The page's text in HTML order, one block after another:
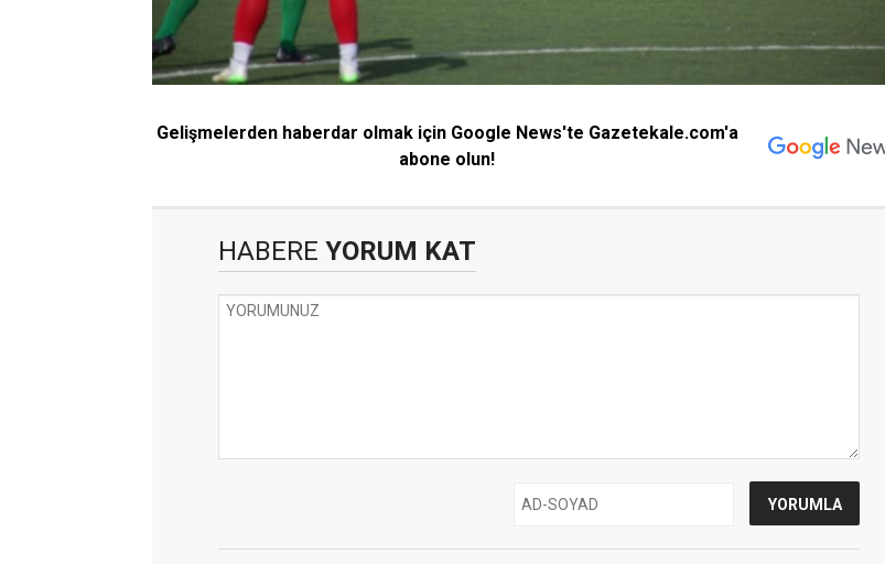
Gelişmelerden haberdar olmak için Google News'te Gazetekale.com'a
abone olun!
HABERE YORUM KAT